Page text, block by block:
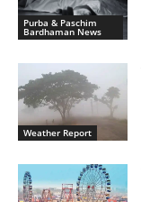
Purba & Paschim
Bardhaman News
Weather Report